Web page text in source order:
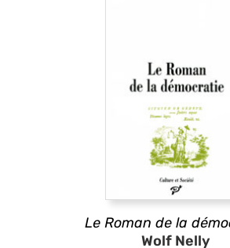
Le Roman de la
Wolf Nelly